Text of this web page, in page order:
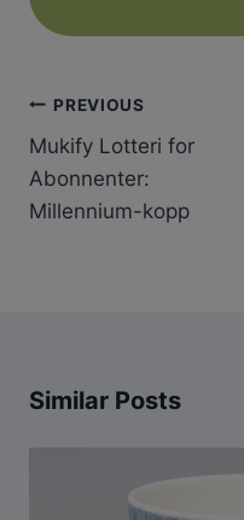
Innleggsnavigasjon
PREVIOUS
Mukify Lotteri for
Abonnenter:
Millennium-kopp
Similar Posts